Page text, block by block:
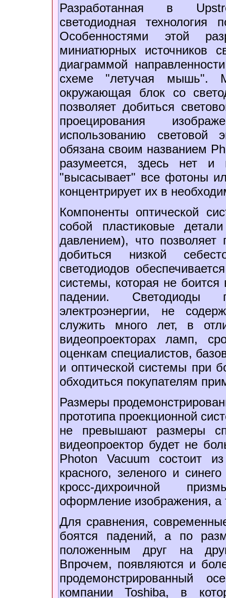
Разработанная в
светодиодная технология
Особенностями этой
миниатюрных источников
диаграммой
схеме "летучая мышь".
окружающая блок со
позволяет добиться
проецирования
использованию световой
обязана своим названием
разумеется, здесь нет
"высасывает" все фотоны
концентрирует их в
Компоненты оптической
собой пластиковые
давлением), что
добиться низкой
светодиодов
системы, которая не
падении. Светодиоды
электроэнергии, не
служить много лет, в
видеопроекторах ламп,
оценкам специалистов,
и оптической системы при
обходиться покупателям
Размеры
прототипа проекционной
не превышают размеры
видеопроектор будет не
Photon Vacuum состоит
красного, зеленого и
кросс-дихроичной
оформление изображения, а
Для сравнения,
боятся падений, а по
положенным друг на
Впрочем, появляются и
продемонстрированный
компании Toshiba, в